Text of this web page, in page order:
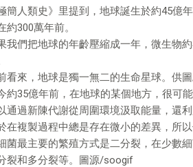
簡人類史》里提到，地球誕生於約45億
約300萬年前。
我們把地球的年齡壓縮成一年，微生物
看來，地球是獨一無二的生命星球。供
約35億年前，在地球的某個地方，很可
通過新陳代謝從周圍環境汲取能量，還利
在複製過程中總是存在微小的差異，所
菌最主要的繁殖方式是二分裂，在少數
裂和多分裂等。圖源/soogif